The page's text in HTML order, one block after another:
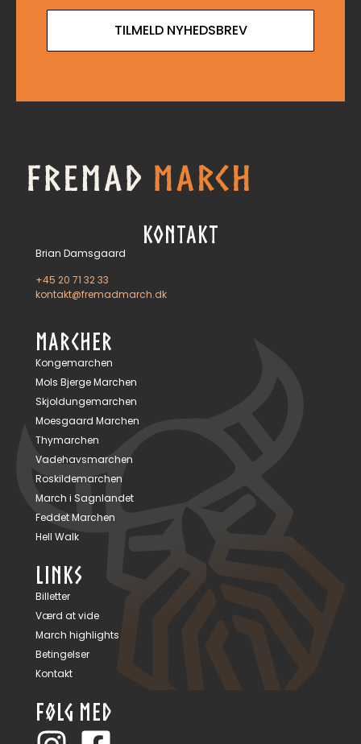
TILMELD NYHEDSBREV
KONTAKT
Brian Damsgaard
+45 20 71 32 33
kontakt@fremadmarch.dk
MARCHER
Kongemarchen
Mols Bjerge Marchen
Skjoldungemarchen
Moesgaard Marchen
Thymarchen
Vadehavsmarchen
Roskildemarchen
March i Sagnlandet
Feddet Marchen
Hell Walk
LINKS
Billetter
Værd at vide
March highlights
Betingelser
Kontakt
FØLG MED